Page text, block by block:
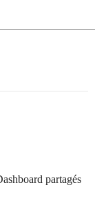
partagés